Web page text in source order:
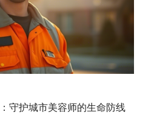
守护城市美容师的生命防线